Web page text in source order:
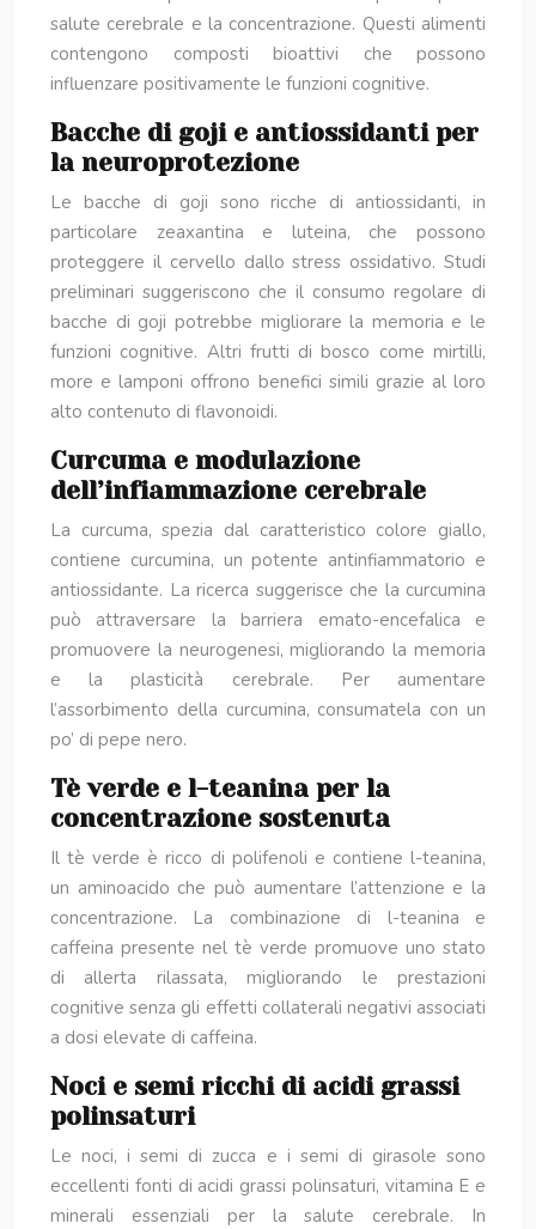
salute cerebrale e la concentrazione. Questi alimenti
contengono composti bioattivi che possono
influenzare positivamente le funzioni cognitive.
Bacche di goji e antiossidanti per
la neuroprotezione
Le bacche di goji sono ricche di antiossidanti, in
particolare zeaxantina e luteina, che possono
proteggere il cervello dallo stress ossidativo. Studi
preliminari suggeriscono che il consumo regolare di
bacche di goji potrebbe migliorare la memoria e le
funzioni cognitive. Altri frutti di bosco come mirtilli,
more e lamponi offrono benefici simili grazie al loro
alto contenuto di flavonoidi.
Curcuma e modulazione
dell’infiammazione cerebrale
La curcuma, spezia dal caratteristico colore giallo,
contiene curcumina, un potente antinfiammatorio e
antiossidante. La ricerca suggerisce che la curcumina
può attraversare la barriera emato-encefalica e
promuovere la neurogenesi, migliorando la memoria
e la plasticità cerebrale. Per aumentare
l’assorbimento della curcumina, consumatela con un
po’ di pepe nero.
Tè verde e l-teanina per la
concentrazione sostenuta
Il tè verde è ricco di polifenoli e contiene l-teanina,
un aminoacido che può aumentare l’attenzione e la
concentrazione. La combinazione di l-teanina e
caffeina presente nel tè verde promuove uno stato
di allerta rilassata, migliorando le prestazioni
cognitive senza gli effetti collaterali negativi associati
a dosi elevate di caffeina.
Noci e semi ricchi di acidi grassi
polinsaturi
Le noci, i semi di zucca e i semi di girasole sono
eccellenti fonti di acidi grassi polinsaturi, vitamina E e
minerali essenziali per la salute cerebrale. In